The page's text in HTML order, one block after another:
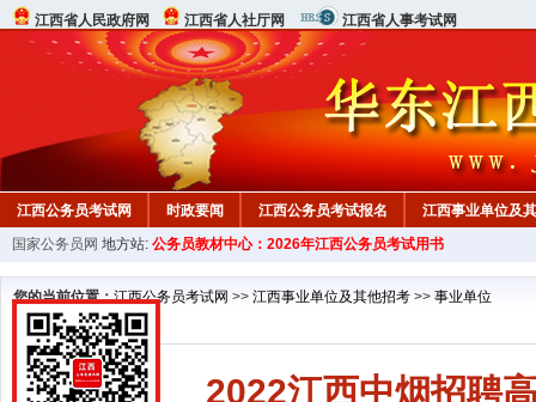
江西省人民政府网 江西省人社厅网 江西省人事考试网
江西公务员考试网 时政要闻 江西公务员考试报名 江西事业单位及
行测真题 在线咨询 教材中心
国家公务员网 地方站: 公务员教材中心：2026年江西公务员考试用书
您的当前位置：江西公务员考试网 >> 江西事业单位及其他招考 >> 事业单位
2022江西中烟招聘